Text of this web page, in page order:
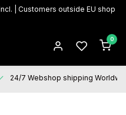
| Customers outside EU shop
0
24/7 Webshop shipping